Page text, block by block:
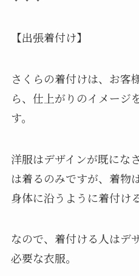
【出張着付け】
さくらの着付けは、お客
ら、仕上がりのイメージ
す。
洋服はデザインが既にな
は着るのみですが、着物
身体に沿うように着付け
なので、着付ける人はデ
必要な衣服。